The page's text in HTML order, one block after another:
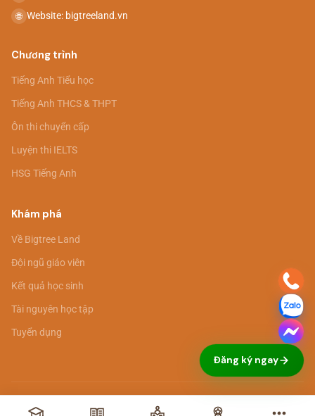
🌐 Website: bigtreeland.vn
Chương trình
Tiếng Anh Tiểu học
Tiếng Anh THCS & THPT
Ôn thi chuyển cấp
Luyện thi IELTS
HSG Tiếng Anh
Khám phá
Về Bigtree Land
Đội ngũ giáo viên
Kết quả học sinh
Tài nguyên học tập
Tuyển dụng
© 2026 Bigtree Land. All rights reserved. · Chính sách bảo mật
Đăng ký ngay